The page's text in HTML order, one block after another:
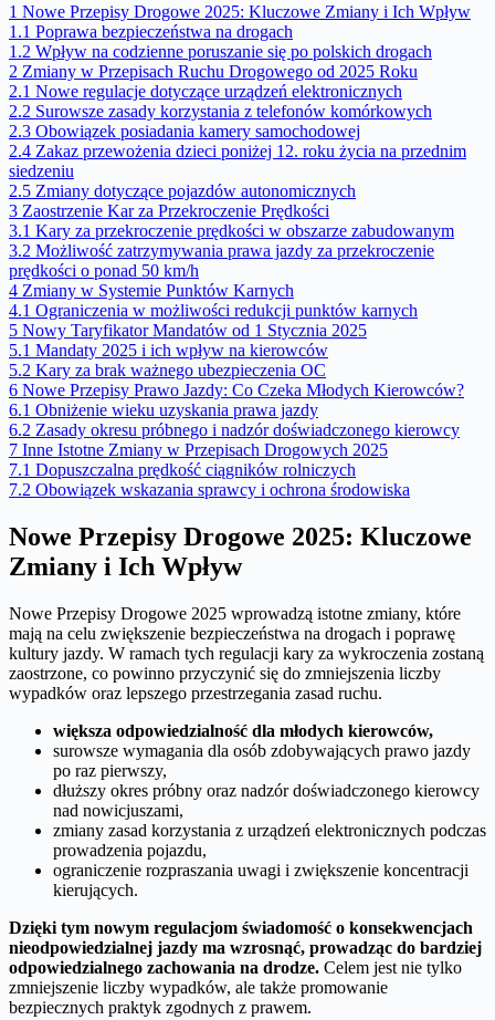
1 Nowe Przepisy Drogowe 2025: Kluczowe Zmiany i Ich Wpływ
1.1 Poprawa bezpieczeństwa na drogach
1.2 Wpływ na codzienne poruszanie się po polskich drogach
2 Zmiany w Przepisach Ruchu Drogowego od 2025 Roku
2.1 Nowe regulacje dotyczące urządzeń elektronicznych
2.2 Surowsze zasady korzystania z telefonów komórkowych
2.3 Obowiązek posiadania kamery samochodowej
2.4 Zakaz przewożenia dzieci poniżej 12. roku życia na przednim
siedzeniu
2.5 Zmiany dotyczące pojazdów autonomicznych
3 Zaostrzenie Kar za Przekroczenie Prędkości
3.1 Kary za przekroczenie prędkości w obszarze zabudowanym
3.2 Możliwość zatrzymywania prawa jazdy za przekroczenie
prędkości o ponad 50 km/h
4 Zmiany w Systemie Punktów Karnych
4.1 Ograniczenia w możliwości redukcji punktów karnych
5 Nowy Taryfikator Mandatów od 1 Stycznia 2025
5.1 Mandaty 2025 i ich wpływ na kierowców
5.2 Kary za brak ważnego ubezpieczenia OC
6 Nowe Przepisy Prawo Jazdy: Co Czeka Młodych Kierowców?
6.1 Obniżenie wieku uzyskania prawa jazdy
6.2 Zasady okresu próbnego i nadzór doświadczonego kierowcy
7 Inne Istotne Zmiany w Przepisach Drogowych 2025
7.1 Dopuszczalna prędkość ciągników rolniczych
7.2 Obowiązek wskazania sprawcy i ochrona środowiska
Nowe Przepisy Drogowe 2025: Kluczowe
Zmiany i Ich Wpływ
Nowe Przepisy Drogowe 2025 wprowadzą istotne zmiany, które
mają na celu zwiększenie bezpieczeństwa na drogach i poprawę
kultury jazdy. W ramach tych regulacji kary za wykroczenia zostaną
zaostrzone, co powinno przyczynić się do zmniejszenia liczby
wypadków oraz lepszego przestrzegania zasad ruchu.
większa odpowiedzialność dla młodych kierowców,
surowsze wymagania dla osób zdobywających prawo jazdy
po raz pierwszy,
dłuższy okres próbny oraz nadzór doświadczonego kierowcy
nad nowicjuszami,
zmiany zasad korzystania z urządzeń elektronicznych podczas
prowadzenia pojazdu,
ograniczenie rozpraszania uwagi i zwiększenie koncentracji
kierujących.
Dzięki tym nowym regulacjom świadomość o konsekwencjach
nieodpowiedzialnej jazdy ma wzrosnąć, prowadząc do bardziej
odpowiedzialnego zachowania na drodze. Celem jest nie tylko
zmniejszenie liczby wypadków, ale także promowanie
bezpiecznych praktyk zgodnych z prawem.